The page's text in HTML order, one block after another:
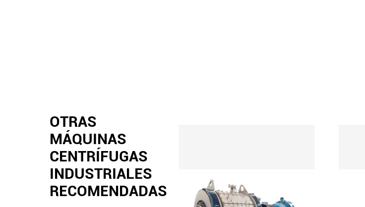
OTRAS
MÁQUINAS
CENTRÍFUGAS
INDUSTRIALES
RECOMENDADAS